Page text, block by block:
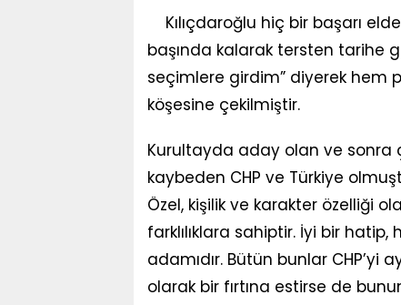
Kılıçdaroğlu hiç bir başarı
başında kalarak tersten tarihe
seçimlere girdim” diyerek hem
köşesine çekilmiştir.
Kurultayda aday olan ve sonra
kaybeden CHP ve Türkiye
Özel, kişilik ve karakter özelliği
farklılıklara sahiptir. İyi bir
adamıdır. Bütün bunlar
olarak bir fırtına estirse de